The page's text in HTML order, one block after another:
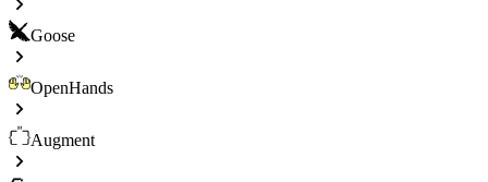
Goose
OpenHands
Augment